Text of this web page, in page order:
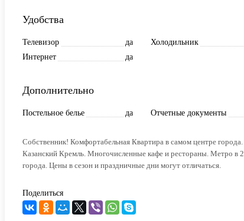
Удобства
Телевизор да Холодильник
Интернет
да
Дополнительно
Постельное белье да Отчетные документы
Собственник! Комфортабельная Квартира в самом центре
Казанский Кремль. Многочисленные кафе и рестораны. Метро в
города. Цены в сезон и праздничные дни могут отличаться.
Поделиться